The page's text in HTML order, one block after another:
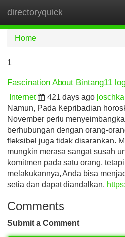
directoryquick
Home
1
Fascination About Bintang11
Internet 421 days ago
Namun, Pada Kepribadian
November perlu
berhubungan dengan orang-
fleksibel juga tidak disarankan.
mungkin merasa sangat susah
komitmen pada satu orang,
melakukannya, Anda bisa
setia dan dapat diandalkan.
Comments
Submit a Comment